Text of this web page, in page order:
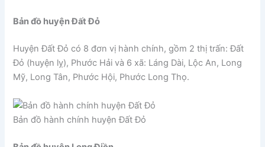
Bản đồ huyện Đất Đỏ
Huyện Đất Đỏ có 8 đơn vị hành chính, gồm 2 thị trấn: Đất
Đỏ (huyện lỵ), Phước Hải và 6 xã: Láng Dài, Lộc An, Long
Mỹ, Long Tân, Phước Hội, Phước Long Thọ.
Bản đồ hành chính huyện Đất Đỏ